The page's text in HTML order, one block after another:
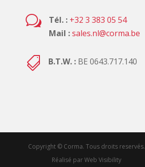
w Tél. : +32 3 383 05 54
Mail :sales.nl@corma.be
 B.T.W. :BE 0643.717.140
Copyright © Corma. Tous droits reservés.
Réalisé par Web Visibility